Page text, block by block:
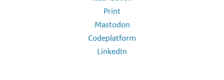
Print
Mastodon
Codeplatform
LinkedIn